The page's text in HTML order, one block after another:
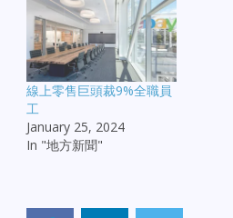
線上零售巨頭裁9%全職員
工
January 25, 2024
In "地方新聞"